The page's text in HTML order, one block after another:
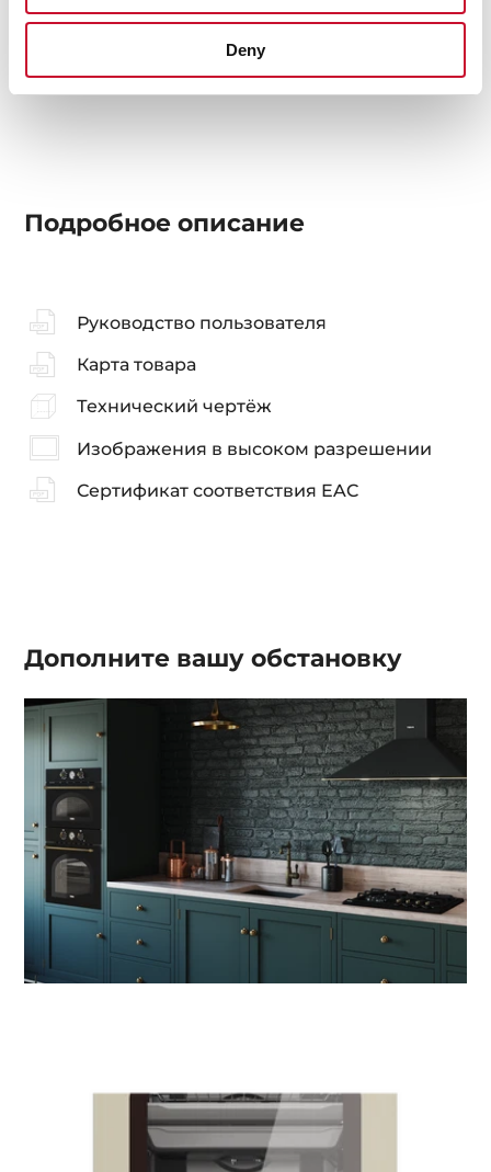
Deny
Энергоэффективность
Подробное описание
Руководство пользователя
Карта товара
Технический чертёж
Изображения в высоком разрешении
Сертификат соответствия EAC
Дополните вашуобстановку